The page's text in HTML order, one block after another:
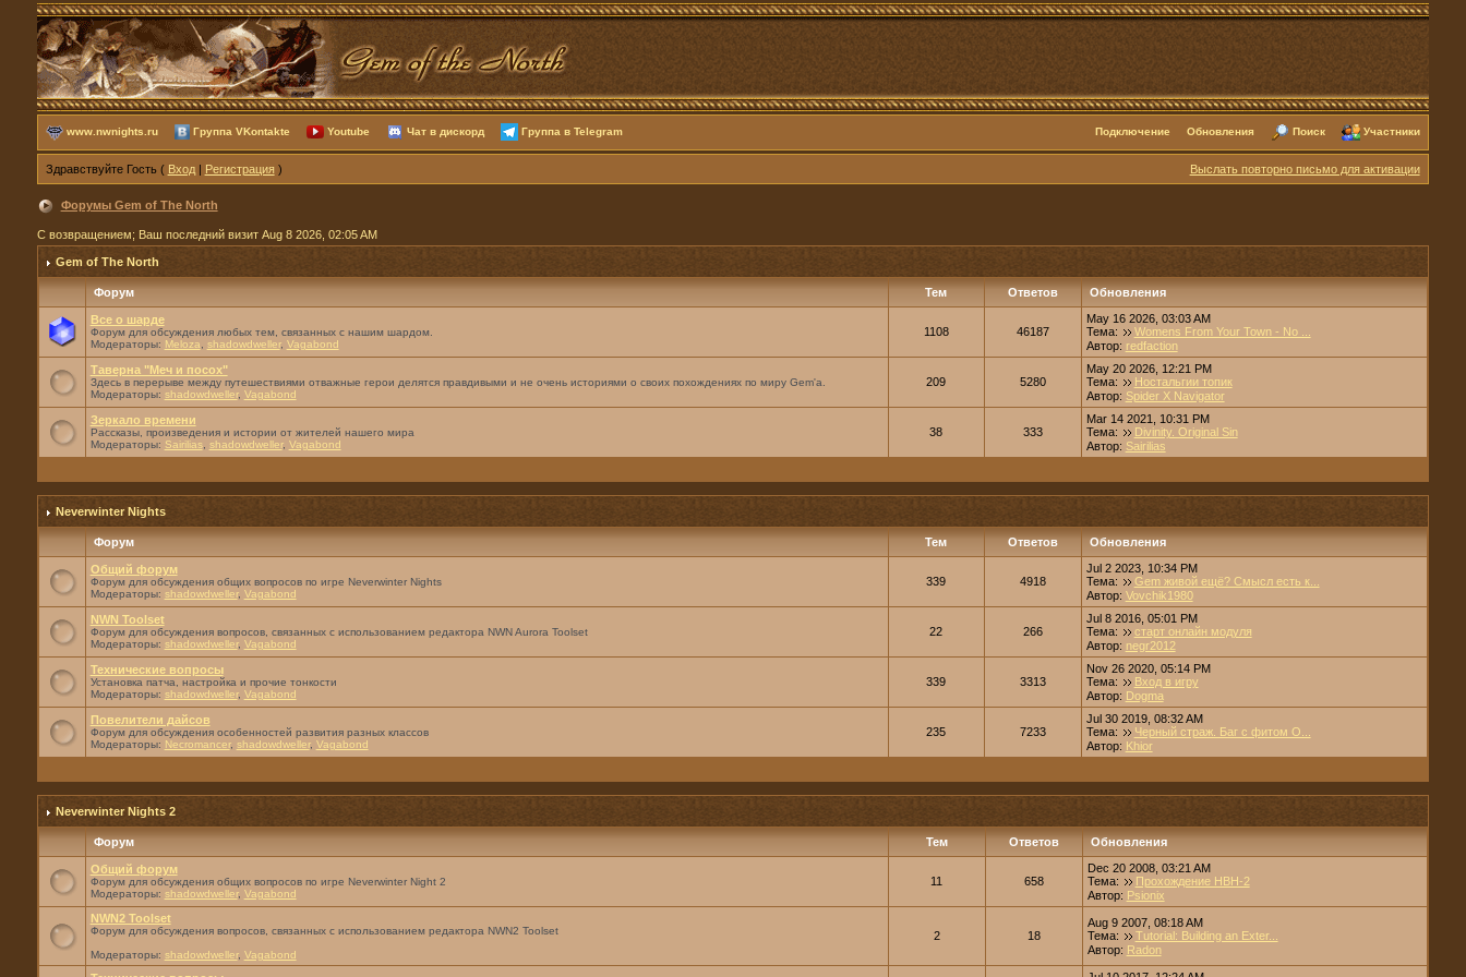
www.nwnights.ru Группа VKontakte Youtube Чат в дискорд Группа в Telegram Подключение Обновления Поиск Участники
Здравствуйте Гость ( Вход| Регистрация) Выслать повторно письмо для активации
Форумы Gem of The North
С возвращением; Ваш последний визит Aug 8 2026, 02:05 AM
Gem of The North
Форум Тем Ответов Обновления
Все о шарде
Форум для обсуждения любых тем, связанных с нашим шардом.
Модераторы: Meloza shadowdweller, Vagabond
1108 46187
May 16 2026, 03:03 AM
Тема:
Womens From Your Town - No ...
Автор: redfaction
Таверна "Меч и посох"
Здесь в перерыве между путешествиями отважные герои делятся правдивыми и не очень историями о своих похождениях по миру Gem'а.
Модераторы: shadowdweller, Vagabond
209 5280
May 20 2026, 12:21 PM
Тема:
Ностальгии топик
Автор: Spider X Navigator
Зеркало времени
Рассказы, произведения и истории от жителей нашего мира
Модераторы: Sairilias, shadowdweller, Vagabond
38 333
Mar 14 2021, 10:31 PM
Тема:
Divinity. Original Sin
Автор: Sairilias
Neverwinter Nights
Форум Тем Ответов Обновления
Общий форум
Форум для обсуждения общих вопросов по игре Neverwinter Nights
Модераторы: shadowdweller, Vagabond
339 4918
Jul 2 2023, 10:34 PM
Тема:
Gem живой ещё? Смысл есть к...
Автор: Vovchik1980
NWN Toolset
Форум для обсуждения вопросов, связанных с использованием редактора NWN Aurora Toolset
Модераторы: shadowdweller, Vagabond
22 266
Jul 8 2016, 05:01 PM
Тема:
старт онлайн модуля
Автор: negr2012
Технические вопросы
Установка патча, настройка и прочие тонкости
Модераторы: shadowdweller, Vagabond
339 3313
Nov 26 2020, 05:14 PM
Тема:
Вход в игру
Автор: Dogma
Повелители дайсов
Форум для обсуждения особенностей развития разных классов
Модераторы: Necromancer, shadowdweller, Vagabond
235 7233
Jul 30 2019, 08:32 AM
Тема:
Черный страж. Баг с фитом О...
Автор: Khior
Neverwinter Nights 2
Форум Тем Ответов Обновления
Общий форум
Форум для обсуждения общих вопросов по игре Neverwinter Night 2
Модераторы: shadowdweller, Vagabond
11 658
Dec 20 2008, 03:21 AM
Тема:
Прохождение НВН-2
Автор: Psionix
NWN2 Toolset
Форум для обсуждения вопросов, связанных с использованием редактора NWN2 Toolset
Модераторы: shadowdweller, Vagabond
2 18
Aug 9 2007, 08:18 AM
Тема:
Tutorial: Building an Exter...
Автор: Radon